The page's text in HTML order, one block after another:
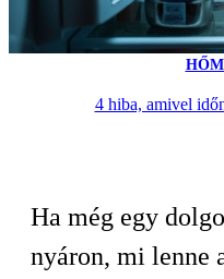
4 hiba, amivel
Ha még egy
nyáron, mi lenne